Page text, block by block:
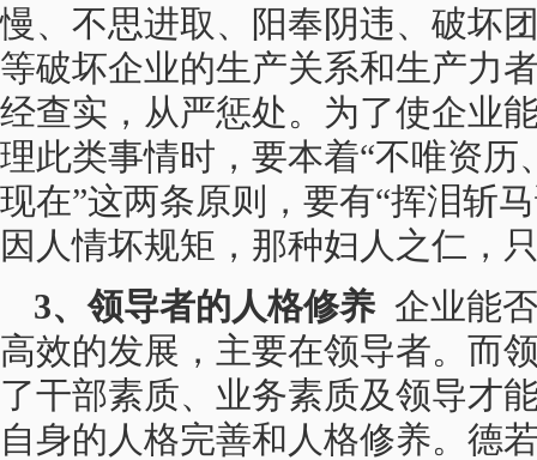
慢、不思进取、阳奉阴违、破坏
等破坏企业的生产关系和生产力
经查实，从严惩处。为了使企业
理此类事情时，要本着“不唯资
现在”这两条原则，要有“挥泪斩
因人情坏规矩，那种妇人之仁，
3、领导者的人格修养企业能否
高效的发展，主要在领导者。而
了干部素质、业务素质及领导才
自身的人格完善和人格修养。德